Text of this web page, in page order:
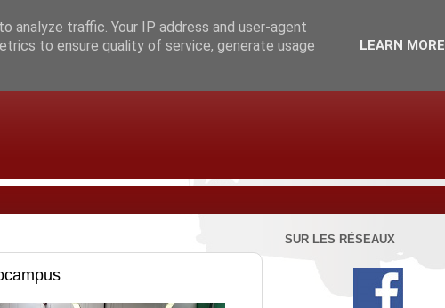
SUR LES RÉSEAUX
analyze traffic. Your IP address and user-agent
to ensure quality of service, generate usage
LEARN MORE